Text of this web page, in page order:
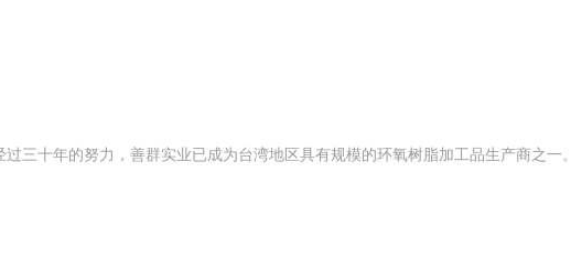
三十年的努力，善群实业已成为台湾地区具有规模的环氧树脂加工品生产商之一。